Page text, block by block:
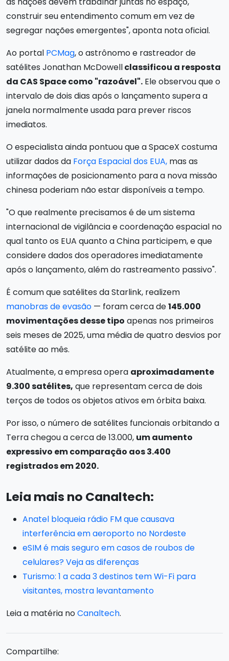
construir seu entendimento comum em vez de
segregar nações emergentes", aponta nota oficial.
Ao portal PCMag, o astrônomo e rastreador de
satélites Jonathan McDowellclassificou a resposta
da CAS Space como "razoável". Ele observou que o
intervalo de dois dias após o lançamento supera a
janela normalmente usada para prever riscos
imediatos.
O especialista ainda pontuou que a SpaceX costuma
utilizar dados da Força Espacial dos EUA, mas as
informações de posicionamento para a nova missão
chinesa poderiam não estar disponíveis a tempo.
"O que realmente precisamos é de um sistema
internacional de vigilância e coordenação espacial no
qual tanto os EUA quanto a China participem, e que
considere dados dos operadores imediatamente
após o lançamento, além do rastreamento passivo".
É comum que satélites da Starlink, realizem
manobras de evasão — foram cerca de145.000
movimentações desse tipo apenas nos primeiros
seis meses de 2025, uma média de quatro desvios por
satélite ao mês.
Atualmente, a empresa opera aproximadamente
9.300 satélites, que representam cerca de dois
terços de todos os objetos ativos em órbita baixa.
Por isso, o número de satélites funcionais orbitando a
Terra chegou a cerca de 13.000, um aumento
expressivo em comparação aos 3.400
registrados em 2020.
Leia mais no Canaltech:
Anatel bloqueia rádio FM que causava
interferência em aeroporto no Nordeste
eSIM é mais seguro em casos de roubos de
celulares? Veja as diferenças
Turismo: 1 a cada 3 destinos tem Wi-Fi para
visitantes, mostra levantamento
Leia a matéria noCanaltech.
Compartilhe: